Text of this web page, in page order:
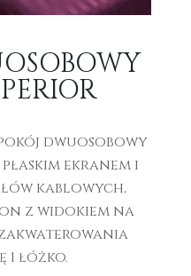
dwuosobowy
ekranem i
kablowych,
z widokiem na
1 łóżko.